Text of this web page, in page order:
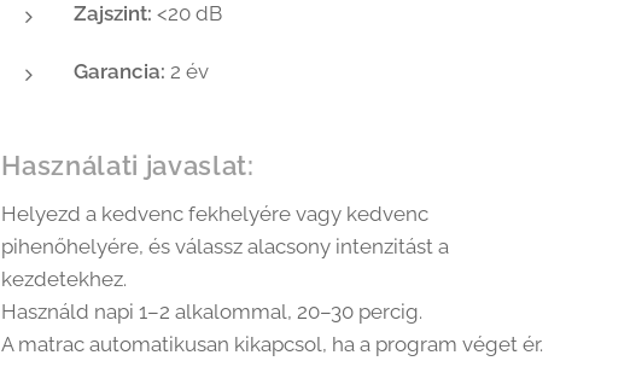
Zajszint: <20 dB
Garancia: 2 év
Használati javaslat:
Helyezd a kedvenc fekhelyére vagy kedvenc
pihenőhelyére, és válassz alacsony intenzitást a
kezdetekhez.
Használd napi 1–2 alkalommal, 20–30 percig.
A matrac automatikusan kikapcsol, ha a program véget ér.